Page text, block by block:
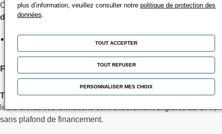
OPCO, fonds d’assurance formation…) au cours descinq
dernières années
Permis de conduire
Permis poids lourds
Tous les titulaires d’un CPFpeuvent continuer à mobiliser
leurs droits, ces formations sont entièrement éligibles au CPF,
sans plafond de financement.
plus d’information, veuillez consulter notre politique de protection des
données.
TOUT ACCEPTER
TOUT REFUSER
PERSONNALISER MES CHOIX